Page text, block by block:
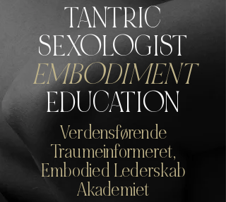
TANTRIC
SEXOLOGIST
EMBODIMENT
EDUCATION
Verdensførende
Traumeinformeret,
Embodied Lederskab
Akademiet